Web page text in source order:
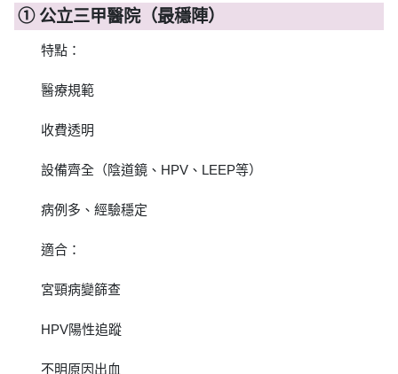
① 公立三甲醫院（最穩陣）
特點：
醫療規範
收費透明
設備齊全（陰道鏡、HPV、LEEP等）
病例多、經驗穩定
適合：
宮頸病變篩查
HPV陽性追蹤
不明原因出血